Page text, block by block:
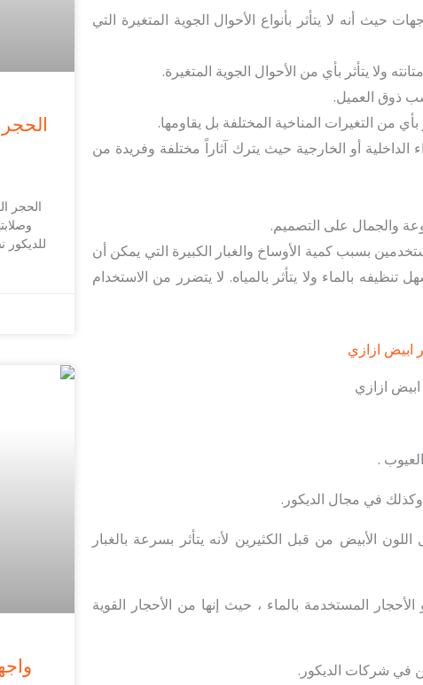
أنه لا يتأثر بأنواع الأحوال الجوية المتغيرة التي
ولا يتأثر بأي من الأحوال الجوية المتغيرة.
ذوق العميل.
من التغيرات المناخية المختلفة بل يقاومها.
أو الخارجية حيث يترك آثاراً مختلفة وفريدة من
والجمال على التصميم.
بسبب كمية الأوساخ والغبار الكبيرة التي يمكن أن
بالماء ولا يتأثر بالمياه. لا يتضرر من الاستخدام
ازازي
.
في مجال الديكور.
الأبيض من قبل الكثيرين لأنه يتأثر بسرعة بالغبار
المستخدمة بالماء ، حيث إنها من الأحجار القوية
في شركات الديكور.
الحجر
للديكور